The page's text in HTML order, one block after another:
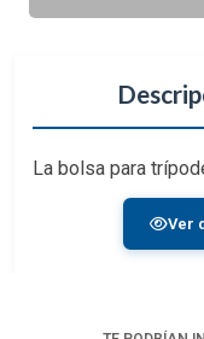
La bolsa para
una solución de
todas las maletas
Tough: a través de
Ver